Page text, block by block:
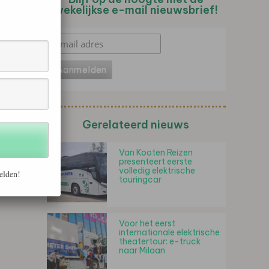
wekelijkse e-mail nieuwsbrief!
Gerelateerd nieuws
Van Kooten Reizen
presenteert eerste
volledig elektrische
touringcar
Voor het eerst
internationale elektrische
theatertour: e-truck
naar Milaan